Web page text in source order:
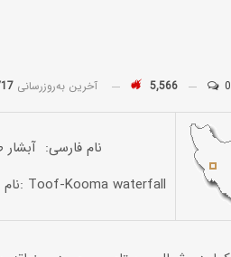
آخرین به‌روزرسانی 5,566 0
نام فارسی:
نام انگلیسی: Toof-Kooma waterfall